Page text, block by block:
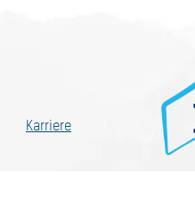
Karriere